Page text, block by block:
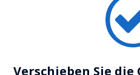
Verschieben Sie die